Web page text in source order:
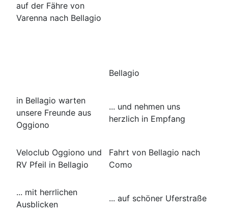
auf der Fähre von
Varenna nach Bellagio
Bellagio
in Bellagio warten
unsere Freunde aus
Oggiono
... und nehmen uns
herzlich in Empfang
Veloclub Oggiono und
RV Pfeil in Bellagio
Fahrt von Bellagio nach
Como
... mit herrlichen
Ausblicken
... auf schöner Uferstraße